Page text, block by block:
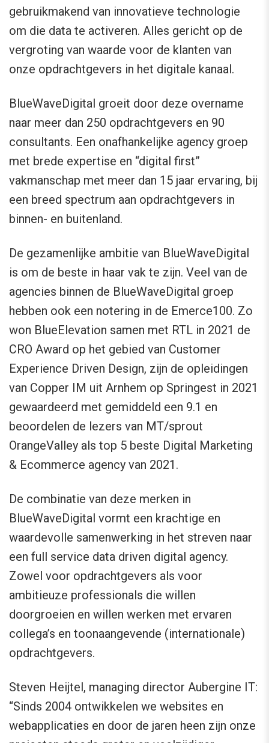
gebruikmakend van innovatieve technologie
om die data te activeren. Alles gericht op de
vergroting van waarde voor de klanten van
onze opdrachtgevers in het digitale kanaal.
BlueWaveDigital groeit door deze overname
naar meer dan 250 opdrachtgevers en 90
consultants. Een onafhankelijke agency groep
met brede expertise en “digital first”
vakmanschap met meer dan 15 jaar ervaring, bij
een breed spectrum aan opdrachtgevers in
binnen- en buitenland.
De gezamenlijke ambitie van BlueWaveDigital
is om de beste in haar vak te zijn. Veel van de
agencies binnen de BlueWaveDigital groep
hebben ook een notering in de Emerce100. Zo
won BlueElevation samen met RTL in 2021 de
CRO Award op het gebied van Customer
Experience Driven Design, zijn de opleidingen
van Copper IM uit Arnhem op Springest in 2021
gewaardeerd met gemiddeld een 9.1 en
beoordelen de lezers van MT/sprout
OrangeValley als top 5 beste Digital Marketing
& Ecommerce agency van 2021.
De combinatie van deze merken in
BlueWaveDigital vormt een krachtige en
waardevolle samenwerking in het streven naar
een full service data driven digital agency.
Zowel voor opdrachtgevers als voor
ambitieuze professionals die willen
doorgroeien en willen werken met ervaren
collega’s en toonaangevende (internationale)
opdrachtgevers.
Steven Heijtel, managing director Aubergine IT:
“Sinds 2004 ontwikkelen we websites en
webapplicaties en door de jaren heen zijn onze